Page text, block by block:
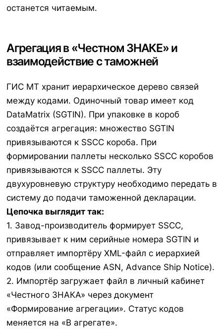
останется читаемым.
Агрегация в «Честном ЗНАКЕ» и
взаимодействие с таможней
ГИС МТ хранит иерархическое дерево связей
между кодами. Одиночный товар имеет код
DataMatrix (SGTIN). При упаковке в короб
создаётся агрегация: множество SGTIN
привязываются к SSCC короба. При
формировании паллеты несколько SSCC коробов
привязываются к SSCC паллеты. Эту
двухуровневую структуру необходимо передать в
систему до подачи таможенной декларации.
Цепочка выглядит так:
1. Завод-производитель формирует SSCC,
привязывает к ним серийные номера SGTIN и
отправляет импортёру XML-файл с иерархией
кодов (или сообщение ASN, Advance Ship Notice).
2. Импортёр загружает файл в личный кабинет
«Честного ЗНАКА» через документ
«Формирование агрегации». Статус кодов
меняется на «В агрегате».